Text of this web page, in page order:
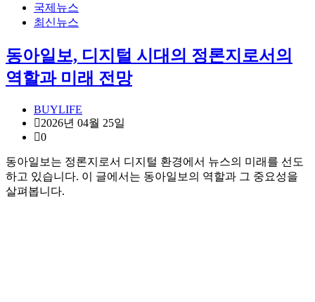
국제뉴스
최신뉴스
동아일보, 디지털 시대의 정론지로서의
역할과 미래 전망
BUYLIFE
2026년 04월 25일
0
동아일보는 정론지로서 디지털 환경에서 뉴스의 미래를 선도
하고 있습니다. 이 글에서는 동아일보의 역할과 그 중요성을
살펴봅니다.